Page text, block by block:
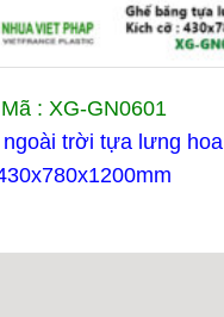
Mã : XG-GN0601
ngoài trời tựa lưng